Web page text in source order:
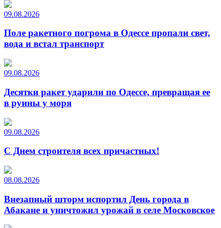
09.08.2026
Поле ракетного погрома в Одессе пропали свет,
вода и встал транспорт
09.08.2026
Десятки ракет ударили по Одессе, превращая ее
в руины у моря
09.08.2026
С Днем строителя всех причастных!
08.08.2026
Внезапный шторм испортил День города в
Абакане и уничтожил урожай в селе Московское